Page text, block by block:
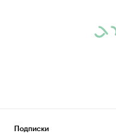
Подписки